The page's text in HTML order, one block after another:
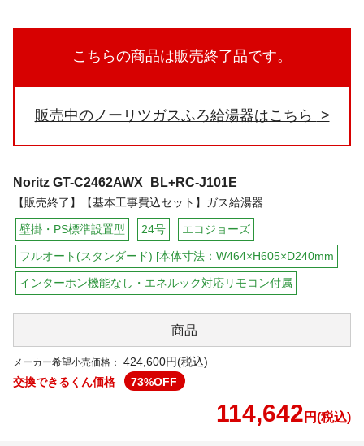
こちらの商品は販売終了品です。
販売中のノーリツガスふろ給湯器はこちら
Noritz GT-C2462AWX_BL+RC-J101E
【販売終了】【基本工事費込セット】ガス給湯器
壁掛・PS標準設置型 24号 エコジョーズ
フルオート(スタンダード) [本体寸法：W464×H605×D240mm
インターホン機能なし・エネルック対応リモコン付属
商品
メーカー希望小売価格：
424,600円(税込)
交換できるくん価格
73%OFF
114,642 円(税込)